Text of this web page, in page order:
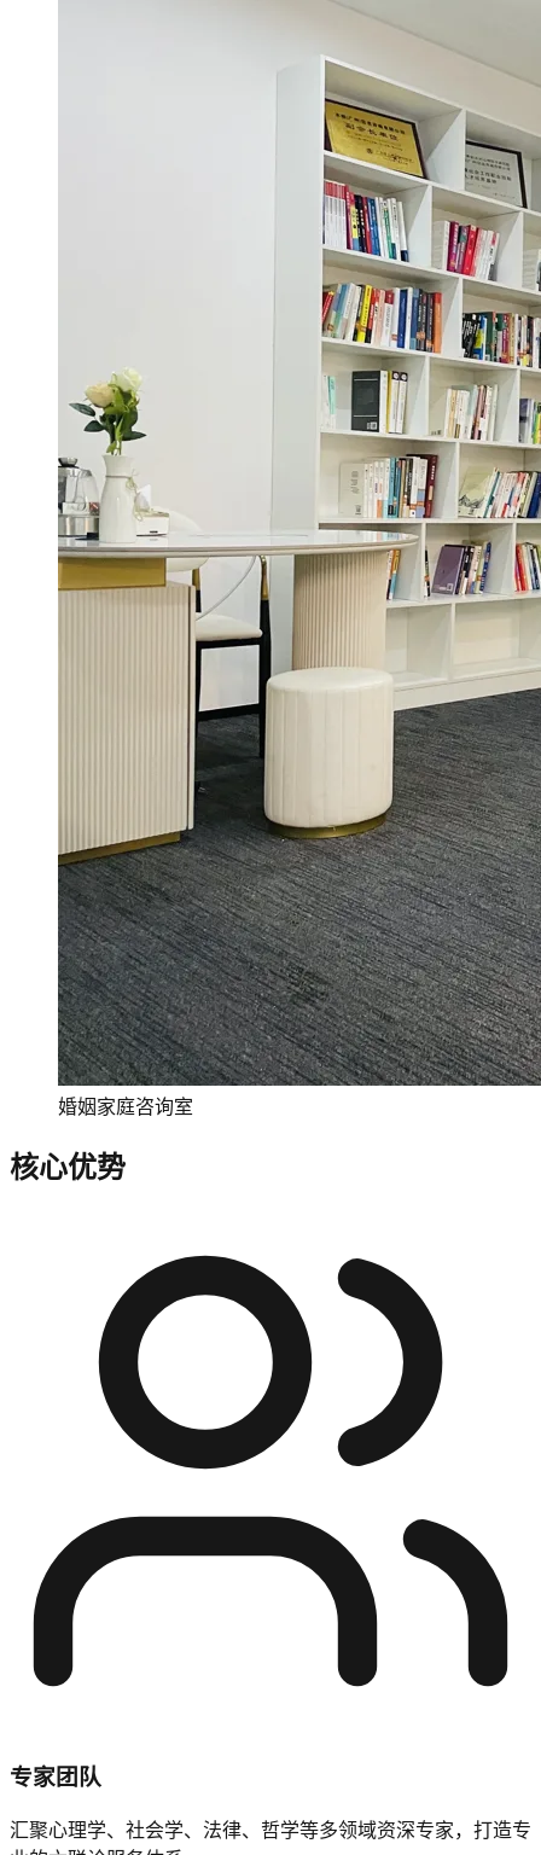
婚姻家庭咨询室
核心优势
专家团队
汇聚心理学、社会学、法律、哲学等多领域资深专家，打造专